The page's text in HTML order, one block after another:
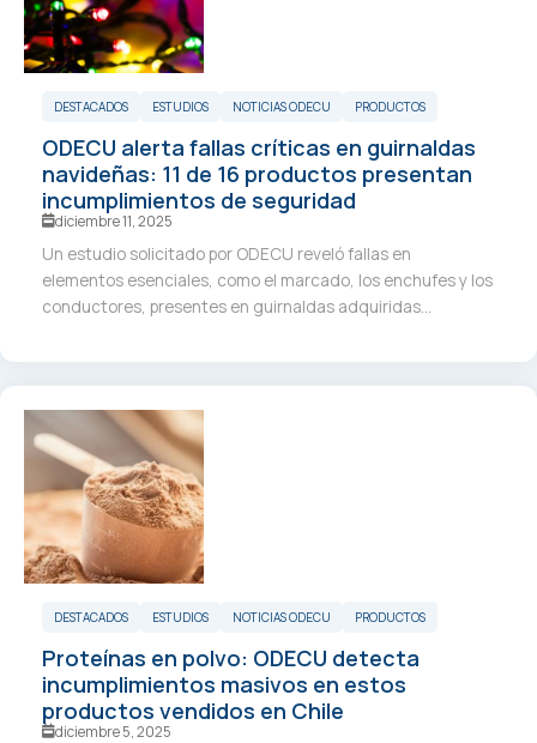
DESTACADOS ESTUDIOS NOTICIAS ODECU PRODUCTOS
ODECU alerta fallas críticas en guirnaldas
navideñas: 11 de 16 productos presentan
incumplimientos de seguridad
diciembre 11, 2025
Un estudio solicitado por ODECU reveló fallas en
elementos esenciales, como el marcado, los enchufes y los
conductores, presentes en guirnaldas adquiridas...
DESTACADOS ESTUDIOS NOTICIAS ODECU PRODUCTOS
Proteínas en polvo: ODECU detecta
incumplimientos masivos en estos
productos vendidos en Chile
diciembre 5, 2025